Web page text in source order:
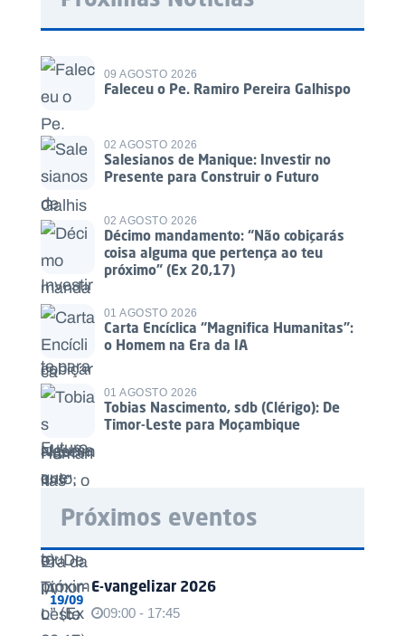
09 AGOSTO 2026
Faleceu o Pe. Ramiro Pereira Galhispo
02 AGOSTO 2026
Salesianos de Manique: Investir no
Presente para Construir o Futuro
02 AGOSTO 2026
Décimo mandamento: “Não cobiçarás
coisa alguma que pertença ao teu
próximo” (Ex 20,17)
01 AGOSTO 2026
Carta Encíclica “Magnifica Humanitas”:
o Homem na Era da IA
01 AGOSTO 2026
Tobias Nascimento, sdb (Clérigo): De
Timor-Leste para Moçambique
Próximos eventos
19/09
E-vangelizar 2026
09:00 - 17:45